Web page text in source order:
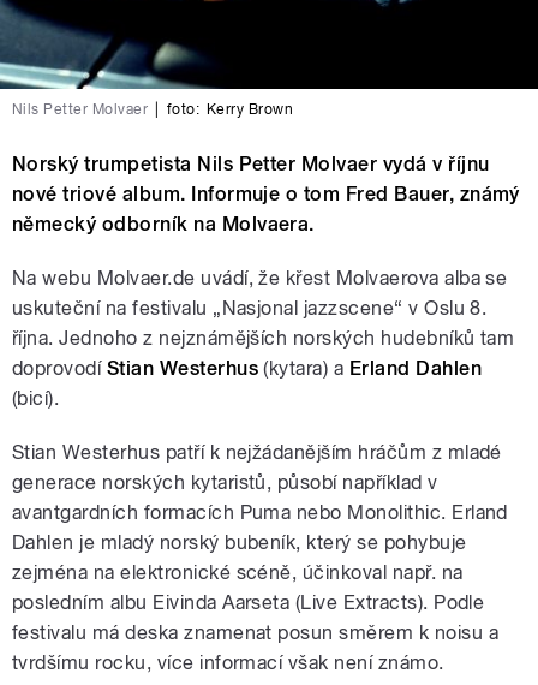
Nils Petter Molvaer foto: Kerry Brown
Norský trumpetista Nils Petter Molvaer vydá v říjnu
nové triové album. Informuje o tom Fred Bauer, známý
německý odborník na Molvaera.
Na webu Molvaer.de uvádí, že křest Molvaerova alba se
uskuteční na festivalu „Nasjonal jazzscene“ v Oslu 8.
října. Jednoho z nejznámějších norských hudebníků tam
doprovodí Stian Westerhus (kytara) a Erland Dahlen
(bicí).
Stian Westerhus patří k nejžádanějším hráčům z mladé
generace norských kytaristů, působí například v
avantgardních formacích Puma nebo Monolithic. Erland
Dahlen je mladý norský bubeník, který se pohybuje
zejména na elektronické scéně, účinkoval např. na
posledním albu Eivinda Aarseta (Live Extracts). Podle
festivalu má deska znamenat posun směrem k noisu a
tvrdšímu rocku, více informací však není známo.